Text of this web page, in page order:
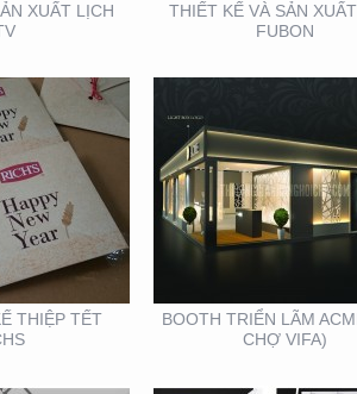
XUẤT LỊCH
THIẾT KẾ VÀ SẢN
FUBON
THIỆP TẾT
BOOTH TRIỂN LÃM
CHỢ VIFA)
NGƯU
– TRIỂN
12-2019
BOOTH
TRIỂN LÃM VIỆT
12-2019